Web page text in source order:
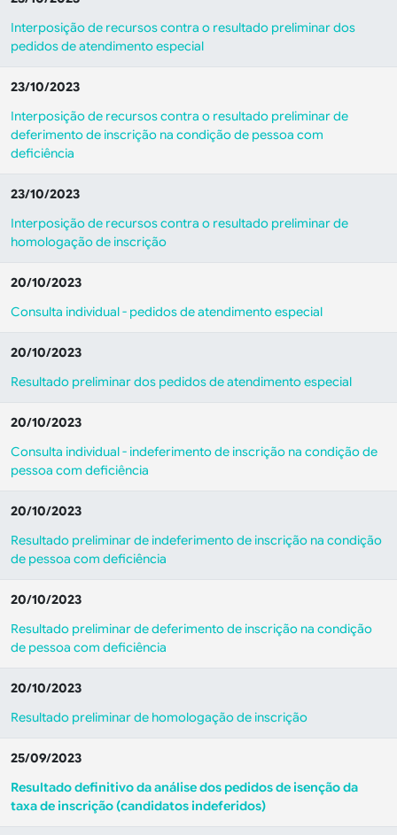
Interposição de recursos contra o resultado preliminar dos
pedidos de atendimento especial
23/10/2023
Interposição de recursos contra o resultado preliminar de
deferimento de inscrição na condição de pessoa com
deficiência
23/10/2023
Interposição de recursos contra o resultado preliminar de
homologação de inscrição
20/10/2023
Consulta individual - pedidos de atendimento especial
20/10/2023
Resultado preliminar dos pedidos de atendimento especial
20/10/2023
Consulta individual - indeferimento de inscrição na condição de
pessoa com deficiência
20/10/2023
Resultado preliminar de indeferimento de inscrição na condição
de pessoa com deficiência
20/10/2023
Resultado preliminar de deferimento de inscrição na condição
de pessoa com deficiência
20/10/2023
Resultado preliminar de homologação de inscrição
25/09/2023
Resultado definitivo da análise dos pedidos de isenção da
taxa de inscrição (candidatos indeferidos)